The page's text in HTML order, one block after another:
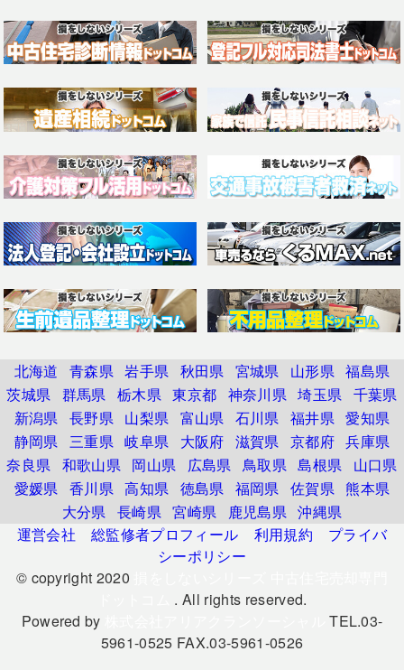
北海道 青森県 岩手県 秋田県 宮城県 山形県 福島県
茨城県 群馬県 栃木県 東京都 神奈川県 埼玉県 千葉県
新潟県 長野県 山梨県 富山県 石川県 福井県 愛知県
静岡県 三重県 岐阜県 大阪府 滋賀県 京都府 兵庫県
奈良県 和歌山県 岡山県 広島県 鳥取県 島根県
山口県
愛媛県 香川県 高知県 徳島県 福岡県 佐賀県 熊本県
大分県 長崎県 宮崎県 鹿児島県 沖縄県
運営会社
総監修者プロフィール 利用規約
プライバ
シーポリシー
© copyright 2020
. All rights reserved.
Powered by
TEL.03-
5961-0525 FAX.03-5961-0526